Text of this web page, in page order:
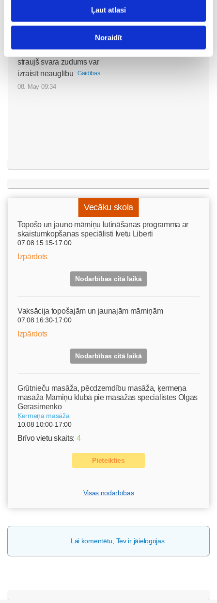
Ļaut atlasi
Noraidīt
tievēšanas” modes risks:
straujš svara zudums var
izraisīt neauglību
Gaidības
08. May 09:34
Vecāku skola
Topošo un jauno māmiņu lutināšanas programma ar
skaistumkopšanas speciālisti Ivetu Liberti
07.08 15:15-17:00
Izpārdots
Nodarbības citā laikā
Vaksācija topošajām un jaunajām māmiņām
07.08 16:30-17:00
Izpārdots
Nodarbības citā laikā
Grūtnieču masāža, pēcdzemdību masāža, ķermeņa
masāža Māmiņu klubā pie masāžas speciālistes Olgas
Gerasimenko
Ķermeņa masāža
10.08 10:00-17:00
Brīvo vietu skaits: 4
Pieteikties
Visas nodarbības
Lai komentētu, Tev ir jāielogojas